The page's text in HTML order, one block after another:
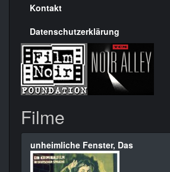
Kontakt
Datenschutzerklärung
Filme
unheimliche Fenster, Das